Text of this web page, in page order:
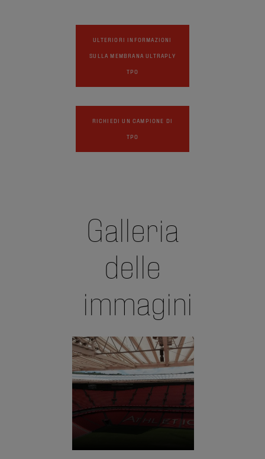
ULTERIORI INFORMAZIONI
SULLA MEMBRANA ULTRAPLY
TPO
RICHIEDI UN CAMPIONE DI
TPO
Galleria
delle
immagini